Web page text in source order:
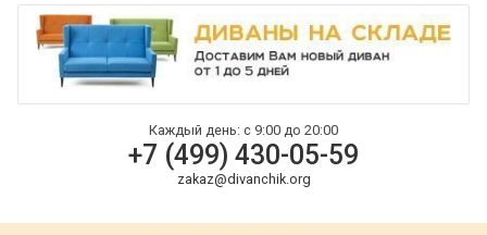
Оплата и доставка
Контакты
Каждый день: с 9:00 до 20:00
+7 (499) 430-05-59
zakaz@divanchik.org